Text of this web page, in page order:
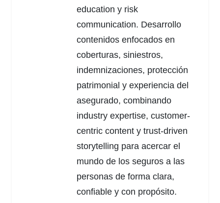
education y risk
communication. Desarrollo
contenidos enfocados en
coberturas, siniestros,
indemnizaciones, protección
patrimonial y experiencia del
asegurado, combinando
industry expertise, customer-
centric content y trust-driven
storytelling para acercar el
mundo de los seguros a las
personas de forma clara,
confiable y con propósito.